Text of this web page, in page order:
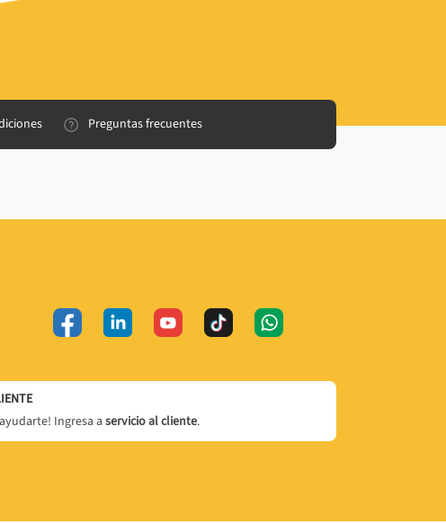
Preguntas frecuentes
Ingresa aservicio al cliente.